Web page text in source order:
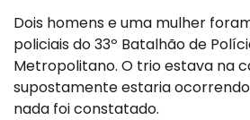
Dois homens e uma mulher
policiais do 33º Batalhão de
Metropolitano. O trio estava na
supostamente estaria
nada foi constatado.